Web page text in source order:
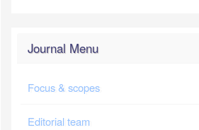
Journal Menu
Focus & scopes
Editorial team